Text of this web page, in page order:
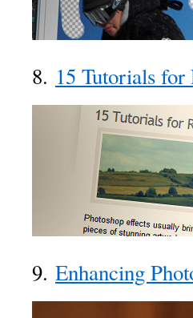
8. 15 Tutorials
9. Enhancing